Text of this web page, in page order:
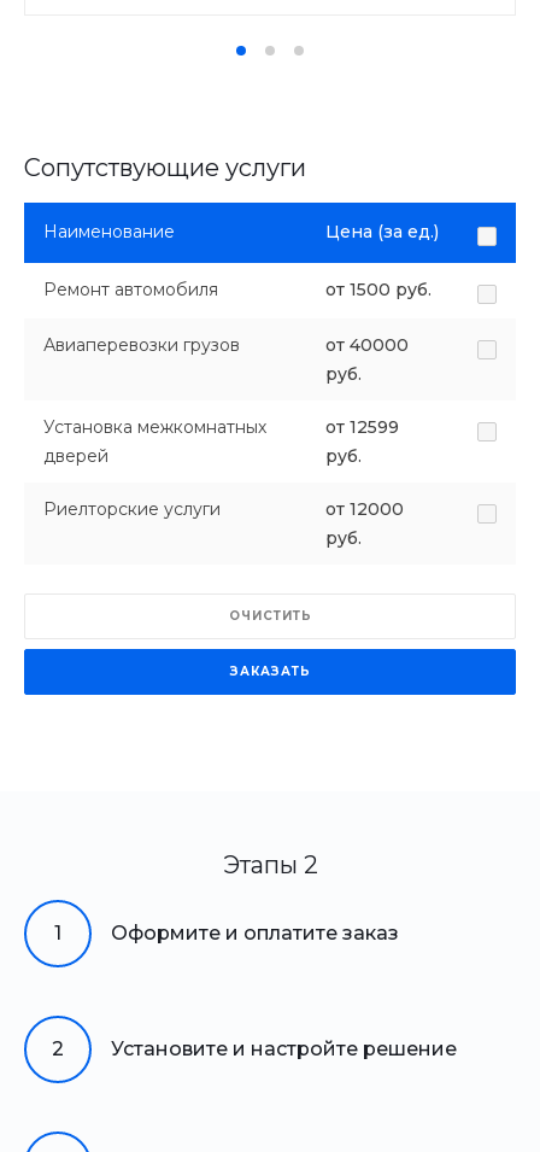
Сопутствующие услуги
Наименование Цена (за ед.)
Ремонт автомобиля от 1500 руб.
Авиаперевозки грузов
от 40000
руб.
Установка межкомнатных
дверей
от 12599
руб.
Риелторские услуги
от 12000
руб.
ОЧИСТИТЬ
ЗАКАЗАТЬ
Этапы 2
1 Оформите и оплатите заказ
2 Установите и настройте решение